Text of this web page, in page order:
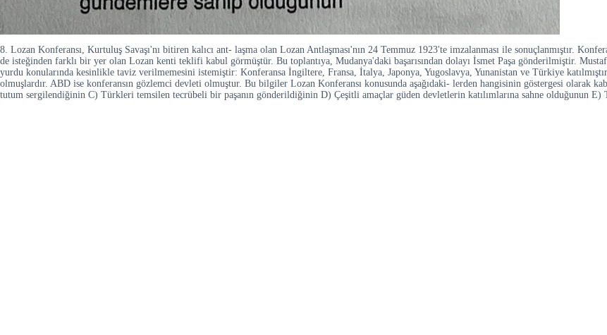
8. Lozan Konferansı, Kurtuluş Savaşı'nı bitiren kalıcı ant- laşma olan Lozan Antlaşması'nın 24 Temmuz 1923'te imzalanması ile sonuçlanmıştır.
de isteğinden farklı bir yer olan Lozan kenti teklifi kabul görmüştür. Bu toplantıya, Mudanya'daki başarısından dolayı İsmet Paşa gönderilmiştir.
yurdu konularında kesinlikle taviz verilmemesini istemiştir: Konferansa İngiltere, Fransa, İtalya, Japonya, Yugoslavya, Yunanistan ve Türkiye
olmuşlardır. ABD ise konferansın gözlemci devleti olmuştur. Bu bilgiler Lozan Konferansı konusunda aşağıdaki- lerden hangisinin göstergesi
tutum sergilendiğinin C) Türkleri temsilen tecrübeli bir paşanın gönderildiğinin D) Çeşitli amaçlar güden devletlerin katılımlarına sahne olduğunun E)